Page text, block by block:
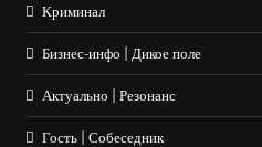
Криминал
Бизнес-инфо | Дикое поле
Актуально | Резонанс
Гость | Собеседник